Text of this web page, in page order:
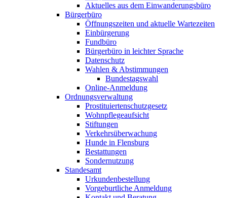
Aktuelles aus dem Einwanderungsbüro
Bürgerbüro
Öffnungszeiten und aktuelle Wartezeiten
Einbürgerung
Fundbüro
Bürgerbüro in leichter Sprache
Datenschutz
Wahlen & Abstimmungen
Bundestagswahl
Online-Anmeldung
Ordnungsverwaltung
Prostituiertenschutzgesetz
Wohnpflegeaufsicht
Stiftungen
Verkehrsüberwachung
Hunde in Flensburg
Bestattungen
Sondernutzung
Standesamt
Urkundenbestellung
Vorgeburtliche Anmeldung